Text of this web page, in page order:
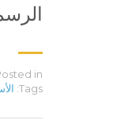
in:
Tags: